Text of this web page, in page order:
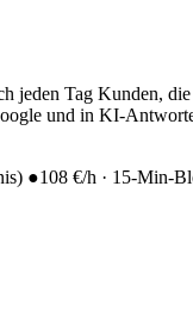
jeden Tag Kunden,
und in KI-
●108 €/h · 15-Min-